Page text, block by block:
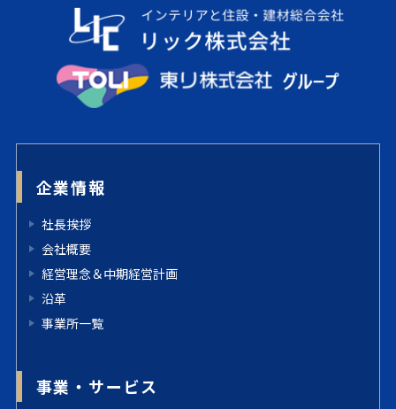
企業情報
社長挨拶
会社概要
経営理念＆中期経営計画
沿革
事業所一覧
事業・サービス